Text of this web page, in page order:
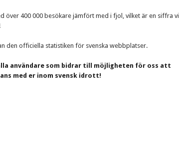
över 400 000 besökare jämfört med i fjol, vilket är en siffra vi
den officiella statistiken för svenska webbplatser.
användare som bidrar till möjligheten för oss att
med er inom svensk idrott!